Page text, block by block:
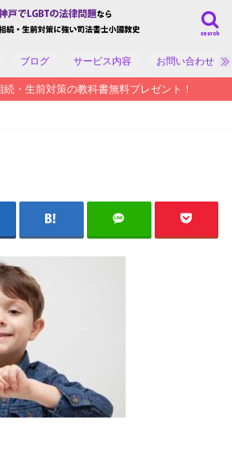
search
ブログ サービス内容 お問い合わせ
続・生前対策の教科書無料プレゼント！